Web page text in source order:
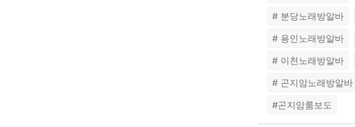
# 분당노래방알바
# 용인노래방알바
# 이천노래방알바
# 곤지암노래방알바
#곤지암룸보도